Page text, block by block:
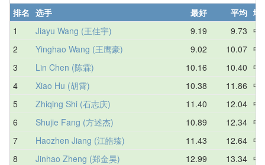
排名 选手 最好 平均 地
1
Jiayu Wang (王佳宇) 9.19 9.73 中
2
Yinghao Wang (王鹰豪) 9.02 10.07 中
3
Lin Chen (陈霖) 10.16 10.40 中
4
Xiao Hu (胡霄) 10.38 11.86 中
5
Zhiqing Shi (石志庆) 11.40 12.04 中
6
Shujie Fang (方述杰) 10.89 12.34 中
7
Haozhen Jiang (江皓臻) 11.43 12.64 中
8
Jinhao Zheng (郑金昊) 12.99 13.34 中